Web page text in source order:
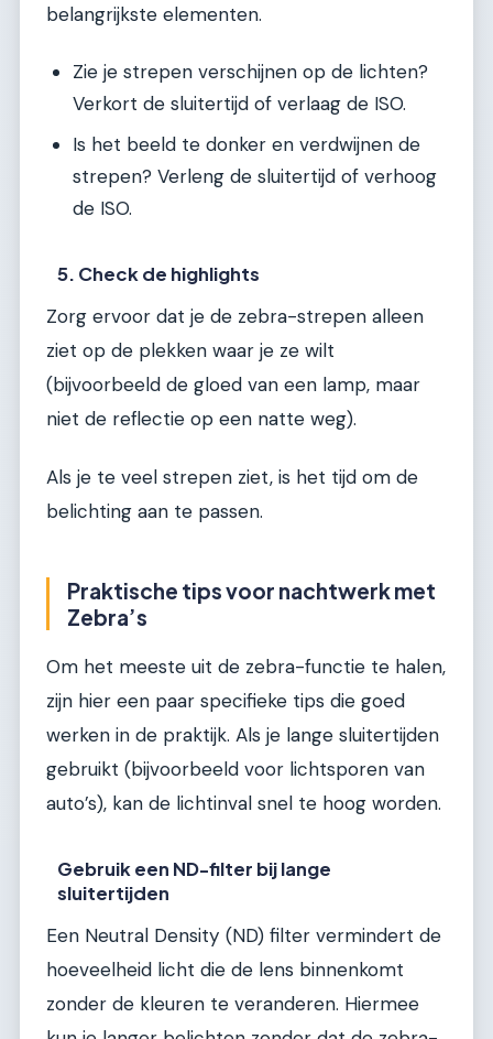
belangrijkste elementen.
Zie je strepen verschijnen op de lichten?
Verkort de sluitertijd of verlaag de ISO.
Is het beeld te donker en verdwijnen de
strepen? Verleng de sluitertijd of verhoog
de ISO.
5. Check de highlights
Zorg ervoor dat je de zebra-strepen alleen
ziet op de plekken waar je ze wilt
(bijvoorbeeld de gloed van een lamp, maar
niet de reflectie op een natte weg).
Als je te veel strepen ziet, is het tijd om de
belichting aan te passen.
Praktische tips voor nachtwerk met
Zebra’s
Om het meeste uit de zebra-functie te halen,
zijn hier een paar specifieke tips die goed
werken in de praktijk. Als je lange sluitertijden
gebruikt (bijvoorbeeld voor lichtsporen van
auto’s), kan de lichtinval snel te hoog worden.
Gebruik een ND-filter bij lange
sluitertijden
Een Neutral Density (ND) filter vermindert de
hoeveelheid licht die de lens binnenkomt
zonder de kleuren te veranderen. Hiermee